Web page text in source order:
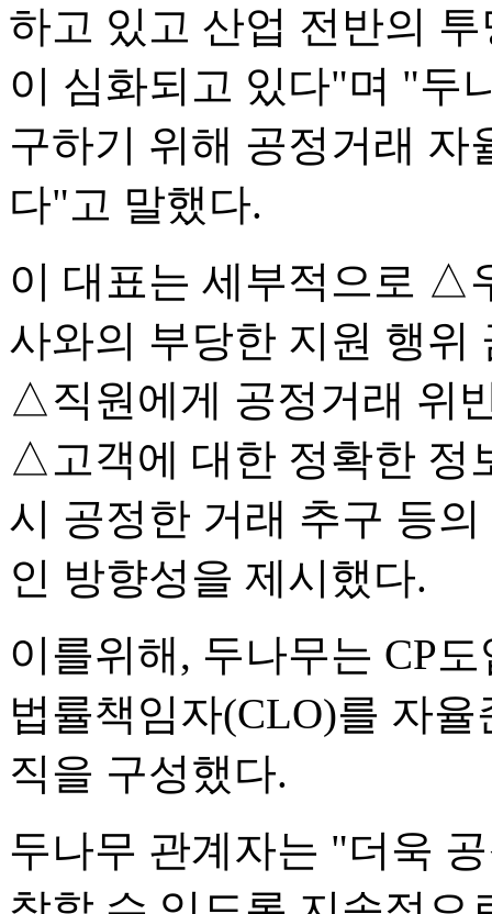
하고 있고 산업 전반의
이 심화되고 있다"며 "두
구하기 위해 공정거래
다"고 말했다.
이 대표는 세부적으로 △
사와의 부당한 지원 행
△직원에게 공정거래 위
△고객에 대한 정확한 정
시 공정한 거래 추구 등
인 방향성을 제시했다.
이를위해, 두나무는 CP
법률책임자(CLO)를 자
직을 구성했다.
두나무 관계자는 "더욱